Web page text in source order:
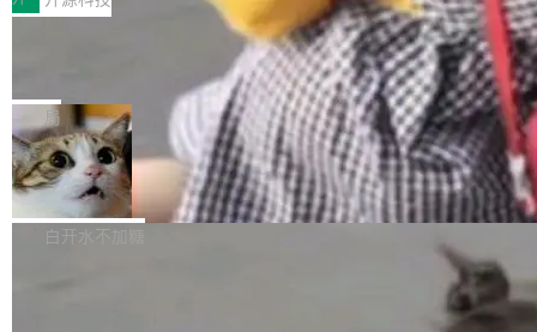
就绪要花数秒。如果未来有十...
ng。 然后，它把邮件往来和 iMessage 聊天记
录全贴了出来。 他发错人了 苹果外部律师 Gabr
iel Gross 来自 Weil 律所，2 月 23 日下午 5:53
给 OpenAI 总法律顾问 Che Chang 发了封邮
件，附了一封长信，要求 OpenAI 配合调查前苹
果员工带走机密信...
用，与鸿蒙电脑上的体验一致。值得一提的是，
这是目前市面上唯一支持平板接入WorkBuddy P
C版的产品，搭载“人机双写”重磅功能——你写
你的，AI写AI的，同屏协作互不干扰。一句话让
AI帮你干活，现在开启全新体验！ 温馨提示：
体验WorkBuddy鸿蒙PC版前，请将 HUAWEI M
atePad Edge 升级至 HarmonyOS 6.1.0.135S
P9 patch03及以上版本。 *升级路径：设置 > 搜
FFmpeg 9.0 发布：代号“Lei”，以此纪
全球知名开源多媒体框架 FFmpeg 今天正式发
布了 9.0 版本。这个版本除了带来新一代音视频
处理能力和硬件加速支持之外，还有一个特殊之
处：FFmpeg 9.0 的代号是“Lei”。 这个名字，
来自中国开发者雷霄骅（Lei Xiaohua）。 对于
很多中国音视频开发者而言，这个名字并不陌
局
亚马逊成本失控：AI 写代码烧掉 1215
万元，超预算 860%
外媒近日曝光了亚马逊的多份内部报告显示，AI
导致公司在多个项目上超支。《金融时报》报道
白开水不加糖